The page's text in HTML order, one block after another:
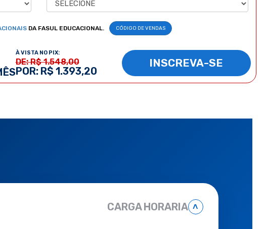
DA FASUL EDUCACIONAL. CÓDIGO DE VENDAS
À VISTA NO PIX:
DE: R$ 1.548,00
POR: R$ 1.393,20
INSCREVA-SE
CARGA HORARIA ˄